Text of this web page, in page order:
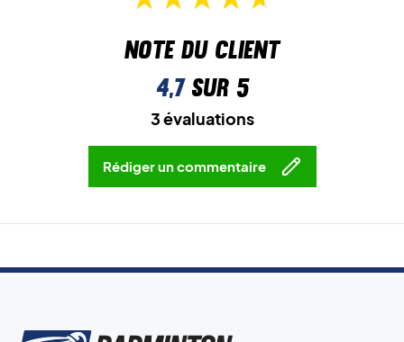
Note du client
4,7sur 5
3 évaluations
Rédiger un commentaire